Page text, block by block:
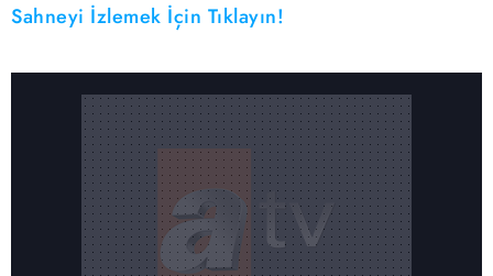
Sahneyi İzlemek İçin Tıklayın!